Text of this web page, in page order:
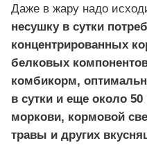
Даже в жару надо
несушку в сутки
концентрированных
белковых
комбикорм,
в сутки и еще около
моркови, кормовой
травы и других